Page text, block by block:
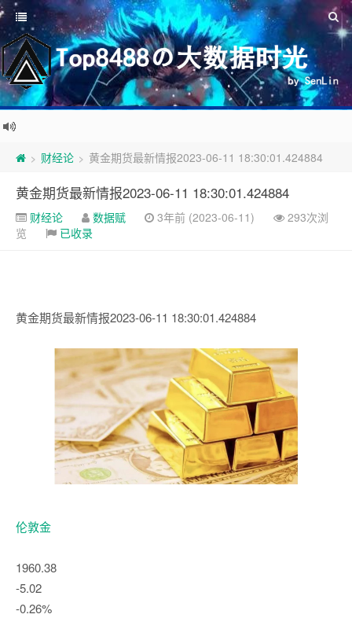
> 财经论 > 黄金期货最新情报2023-06-11 18:30:01.424884
黄金期货最新情报2023-06-11 18:30:01.424884
财经论 数据赋 3年前 (2023-06-11)
293次浏
览
已收录
黄金期货最新情报2023-06-11 18:30:01.424884
伦敦金
1960.38
-5.02
-0.26%